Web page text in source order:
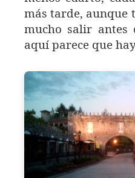
más tarde, aunque
mucho salir antes
aquí parece que